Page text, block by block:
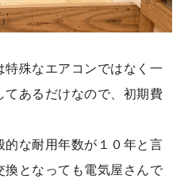
特殊なエアコンではなく一
あるだけなので、初期費
的な耐用年数が１０年と言
換となっても電気屋さんで